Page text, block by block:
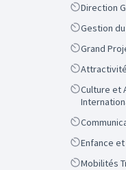
ScopeDirection
ScopeGestion
ScopeGrand
Scope
Scope
Culture et Actions
Scope
ScopeEnfance
ScopeMobilités